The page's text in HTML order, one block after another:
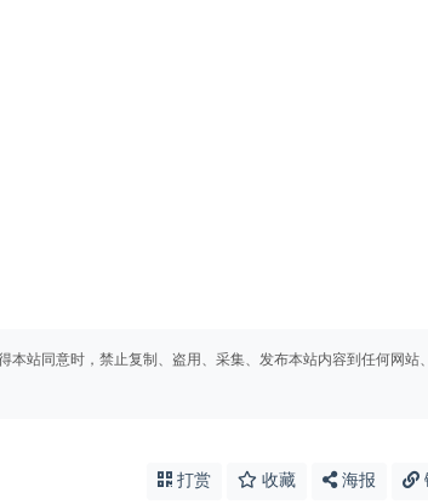
站同意时，禁止复制、盗用、采集、发布本站内容到任何网站
打赏 收藏 海报